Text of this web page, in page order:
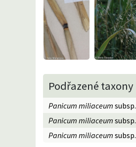
Podřazené taxony
Panicum miliaceumsubsp.
Panicum miliaceumsubsp.
Panicum miliaceumsubsp.